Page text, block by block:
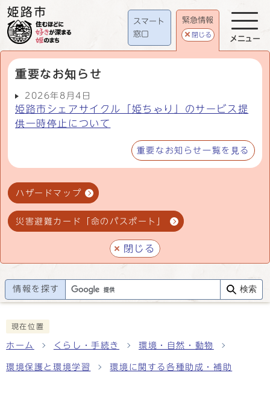
スマート
窓口
緊急情報
閉じる
重要なお知らせ
2026年8月4日
姫路市シェアサイクル「姫ちゃり」のサービス提
供一時停止について
重要なお知らせ一覧を見る
ハザードマップ
災害避難カード「命のパスポート」
閉じる
メニュー
情報を探す 検索
現在位置
ホーム くらし・手続き 環境・自然・動物
環境保護と環境学習 環境に関する各種助成・補助